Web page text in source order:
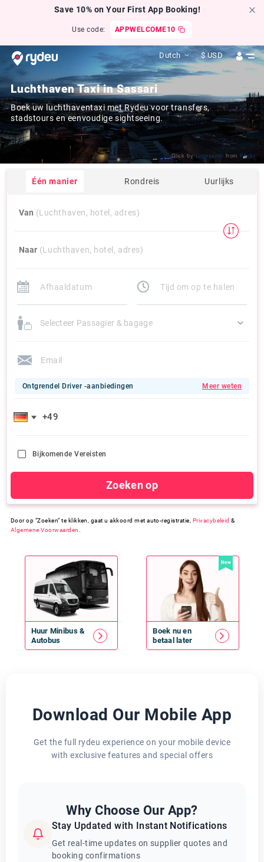
Save 10% on Your First App Booking!
Use code: APPWELCOME10
Dutch $ USD
Luchthaven Taxi in Sassari
Boek uw luchthaventaxi met Rydeu voor transfers,
stadstours en eenvoudige sightseeing.
Click by Luposardo from Flickr
Één manier Rondreis Uurlijks
Van (Luchthaven, hotel, adres)
Naar (Luchthaven, hotel, adres)
Selecteer Passagier & bagage
Ontgrendel Driver -aanbiedingen Meer weten
Bijkomende Vereisten
Zoeken op
Door op "Zoeken" te klikken, gaat u akkoord met auto-registratie, Privacybeleid &
Algemene Voorwaarden
Huur Minibus&
Autobus
New
Boek nu en
betaal later
Download Our Mobile App
Get the full rydeu experience on your mobile device
with exclusive features and special offers
Why Choose Our App?
Stay Updated with Instant Notifications
Get real-time updates on supplier quotes and
booking confirmations